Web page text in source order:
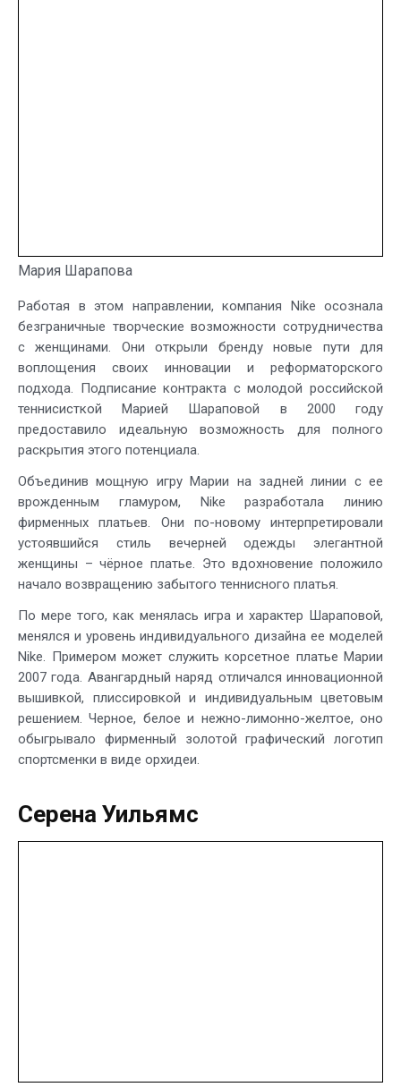
Мария Шарапова
Работая в этом направлении, компания Nike осознала
безграничные творческие возможности сотрудничества
с женщинами. Они открыли бренду новые пути для
воплощения своих инновации и реформаторского
подхода. Подписание контракта с молодой российской
теннисисткой Марией Шараповой в 2000 году
предоставило идеальную возможность для полного
раскрытия этого потенциала.
Объединив мощную игру Марии на задней линии с ее
врожденным гламуром, Nike разработала линию
фирменных платьев. Они по-новому интерпретировали
устоявшийся стиль вечерней одежды элегантной
женщины – чёрное платье. Это вдохновение положило
начало возвращению забытого теннисного платья.
По мере того, как менялась игра и характер Шараповой,
менялся и уровень индивидуального дизайна ее моделей
Nike. Примером может служить корсетное платье Марии
2007 года. Авангардный наряд отличался инновационной
вышивкой, плиссировкой и индивидуальным цветовым
решением. Черное, белое и нежно-лимонно-желтое, оно
обыгрывало фирменный золотой графический логотип
спортсменки в виде орхидеи.
Серена Уильямс